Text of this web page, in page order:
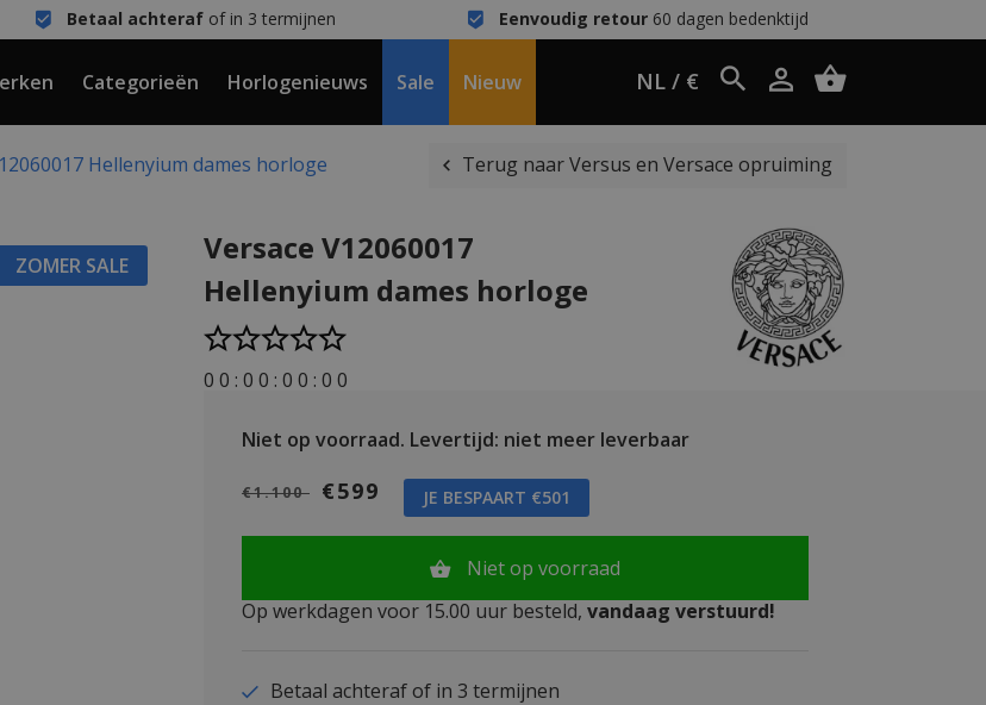
Betaal achterafof in 3 termijnen Eenvoudig retour60 dagen bedenktijd
Categorieën Horlogenieuws Sale Nieuw NL / €
Hellenyium dames horloge Terug naar Versus en Versace opruiming
ZOMER SALE
Versace V12060017
Hellenyium dames horloge
0 0 : 0 0 : 0 0 : 0 0
Niet op voorraad. Levertijd: niet meer leverbaar
€1.100 €599 JE BESPAART €501
Niet op voorraad
Op werkdagen voor 15.00 uur besteld, vandaag verstuurd!
Betaal achteraf of in 3 termijnen